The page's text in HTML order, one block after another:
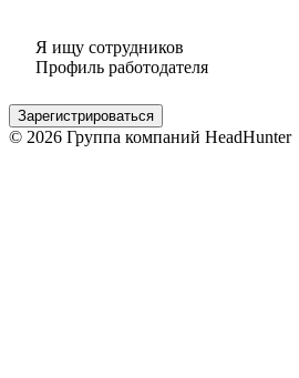
Я ищу сотрудников
Профиль работодателя
Зарегистрироваться
© 2026 Группа компаний HeadHunter